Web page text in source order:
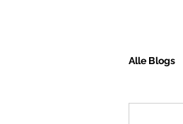
Alle Blogs